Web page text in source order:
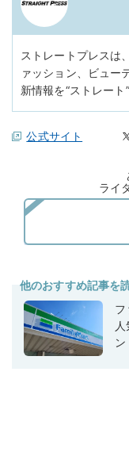
ストレートプレスは
ァッション、ビュー
新情報を“ストレート
公式サイト
ライ
他のおすすめ記事を
フ
ン